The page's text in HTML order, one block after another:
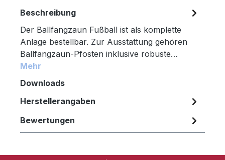
Beschreibung
Der Ballfangzaun Fußball ist als komplette
Anlage bestellbar. Zur Ausstattung gehören
Ballfangzaun-Pfosten inklusive robuste…
Mehr
Downloads
Herstellerangaben
Bewertungen